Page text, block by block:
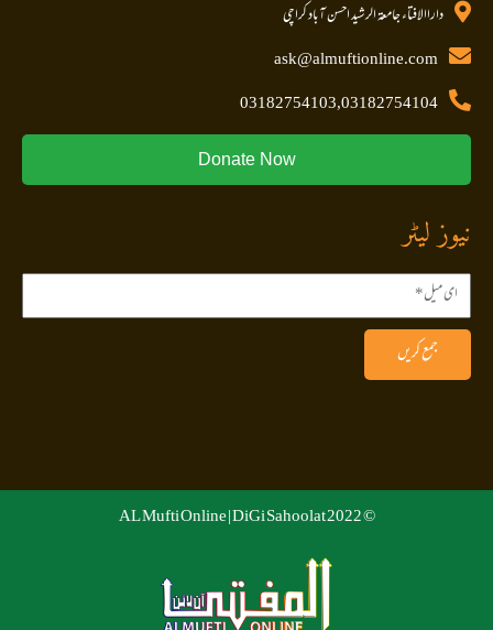
داراالافتاء جامعۃ الرشید احسن آباد کراچی
ask@almuftionline.com
03182754103,03182754104
Donate Now
نیوز لیٹر
جمع کریں
© 2022 AL Mufti Online |
DiGi Sahoolat